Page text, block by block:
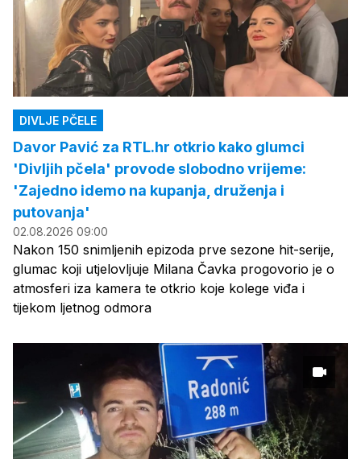
DIVLJE PČELE
Davor Pavić za RTL.hr otkrio kako glumci
'Divljih pčela' provode slobodno vrijeme:
'Zajedno idemo na kupanja, druženja i
putovanja'
02.08.2026 09:00
Nakon 150 snimljenih epizoda prve sezone hit-serije,
glumac koji utjelovljuje Milana Čavka progovorio je o
atmosferi iza kamera te otkrio koje kolege viđa i
tijekom ljetnog odmora